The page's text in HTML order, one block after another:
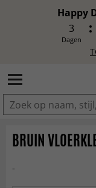
Happy
3
Dagen
IN
BRUIN
-